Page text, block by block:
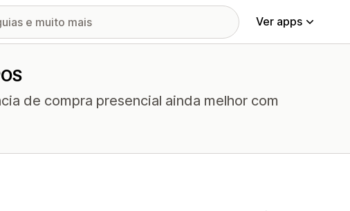
Ver apps
de compra presencial ainda melhor com